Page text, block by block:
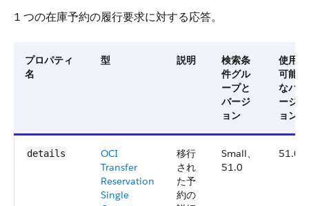
1 つの在庫予約の履行要求に対する応答。
プロパティ
名
型 説明
検索条
件グル
ープと
バージ
ョン
使用
可能
なバ
ージ
ョン
details
OCI
Transfer
Reservation
Single
移行
され
た予
約の
Small、
51.0
51.0